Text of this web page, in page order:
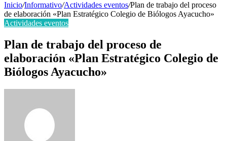
Inicio/Informativo/Actividades eventos/Plan de trabajo del proceso
de elaboración «Plan Estratégico Colegio de Biólogos Ayacucho»
Actividades eventos
Plan de trabajo del proceso de
elaboración «Plan Estratégico Colegio de
Biólogos Ayacucho»